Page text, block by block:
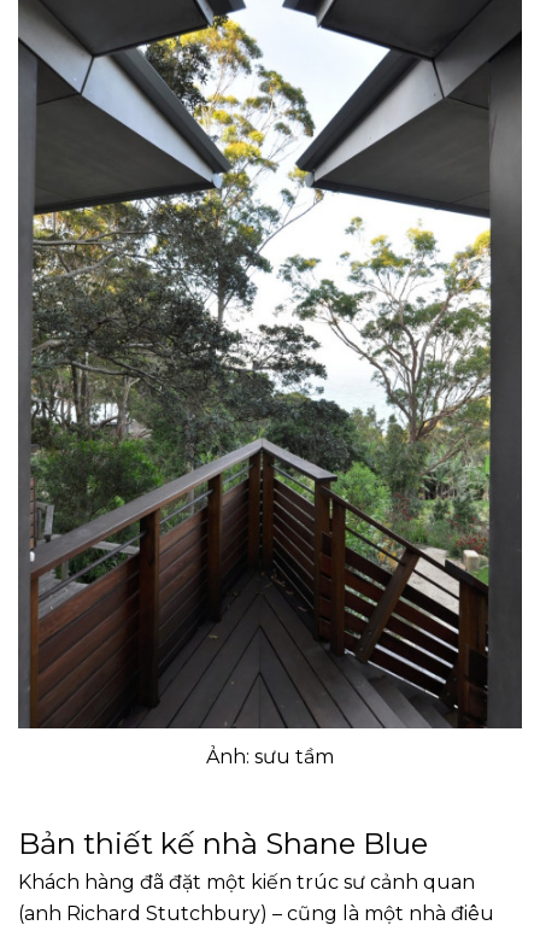
Ảnh: sưu tầm
Bản thiết kế nhà Shane Blue
Khách hàng đã đặt một kiến trúc sư cảnh quan
(anh Richard Stutchbury) – cũng là một nhà điêu